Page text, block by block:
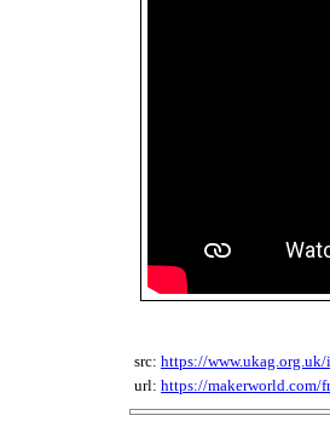
src: https://
url: https://makerworld.com/